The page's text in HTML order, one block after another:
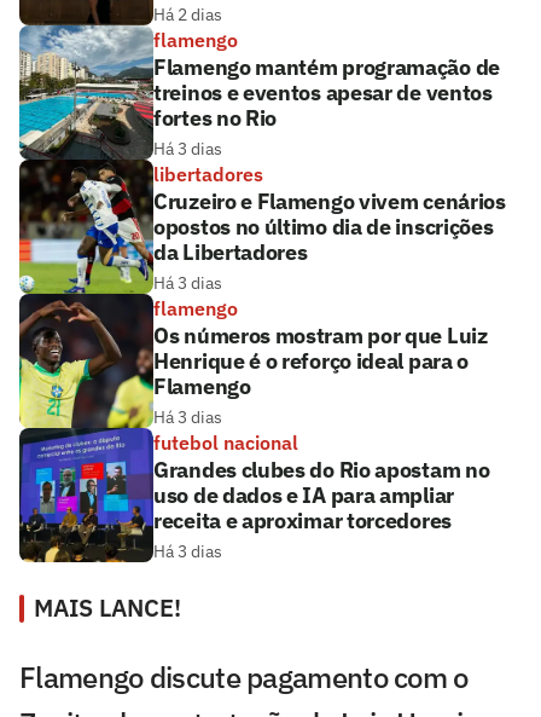
Há 2 dias
flamengo
Flamengo mantém programação de
treinos e eventos apesar de ventos
fortes no Rio
Há 3 dias
libertadores
Cruzeiro e Flamengo vivem cenários
opostos no último dia de inscrições
da Libertadores
Há 3 dias
flamengo
Os números mostram por que Luiz
Henrique é o reforço ideal para o
Flamengo
Há 3 dias
futebol nacional
Grandes clubes do Rio apostam no
uso de dados e IA para ampliar
receita e aproximar torcedores
Há 3 dias
MAIS LANCE!
Flamengo discute pagamento com o